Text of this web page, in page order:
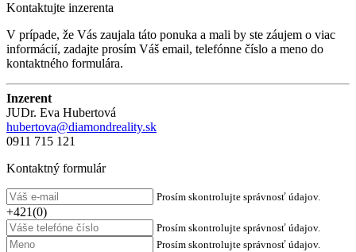
Kontaktujte inzerenta
V prípade, že Vás zaujala táto ponuka a mali by ste záujem o viac
informácií, zadajte prosím Váš email, telefónne číslo a meno do
kontaktného formulára.
Inzerent
JUDr. Eva Hubertová
hubertova@diamondreality.sk
0911 715 121
Kontaktný formulár
Prosím skontrolujte správnosť údajov.
+421(0)
Prosím skontrolujte správnosť údajov.
Prosím skontrolujte správnosť údajov.